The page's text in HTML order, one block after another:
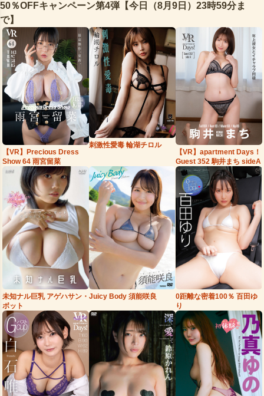
50％OFFキャンペーン第4弾【今日（8月9日）23時59分ま
で】
【VR】Precious Dress
Show 64 雨宮留菜
刺激性愛毒 輪湖チロル
【VR】apartment Days！
Guest 352 駒井まち sideA
未知ナル巨乳 アゲハサン・
ボット
Juicy Body 須能咲良
0距離な密着100％ 百田ゆ
り